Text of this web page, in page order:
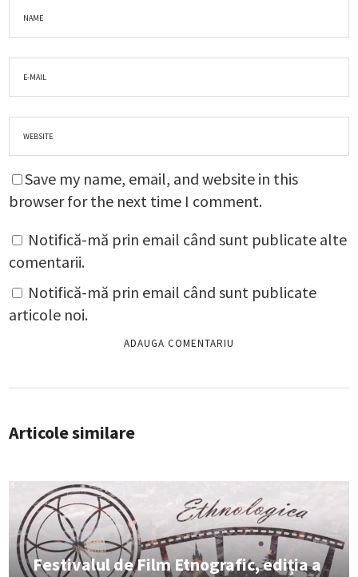
Save my name, email, and website in this
browser for the next time I comment.
Notifică-mă prin email când sunt publicate alte
comentarii.
Notifică-mă prin email când sunt publicate
articole noi.
Articole similare
Festivalul de Film Etnografic, ediția a